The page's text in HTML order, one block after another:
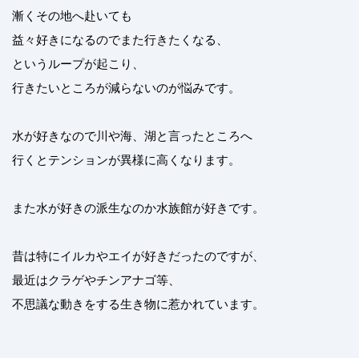
漸くその地へ赴いても
益々好きになるのでまた行きたくなる、
というループが起こり、
行きたいところが減らないのが悩みです。
水が好きなので川や海、湖と言ったところへ
行くとテンションが異様に高くなります。
また水が好きの派生なのか水族館が好きです。
昔は特にイルカやエイが好きだったのですが、
最近はクラゲやチンアナゴ等、
不思議な動きをする生き物に惹かれています。